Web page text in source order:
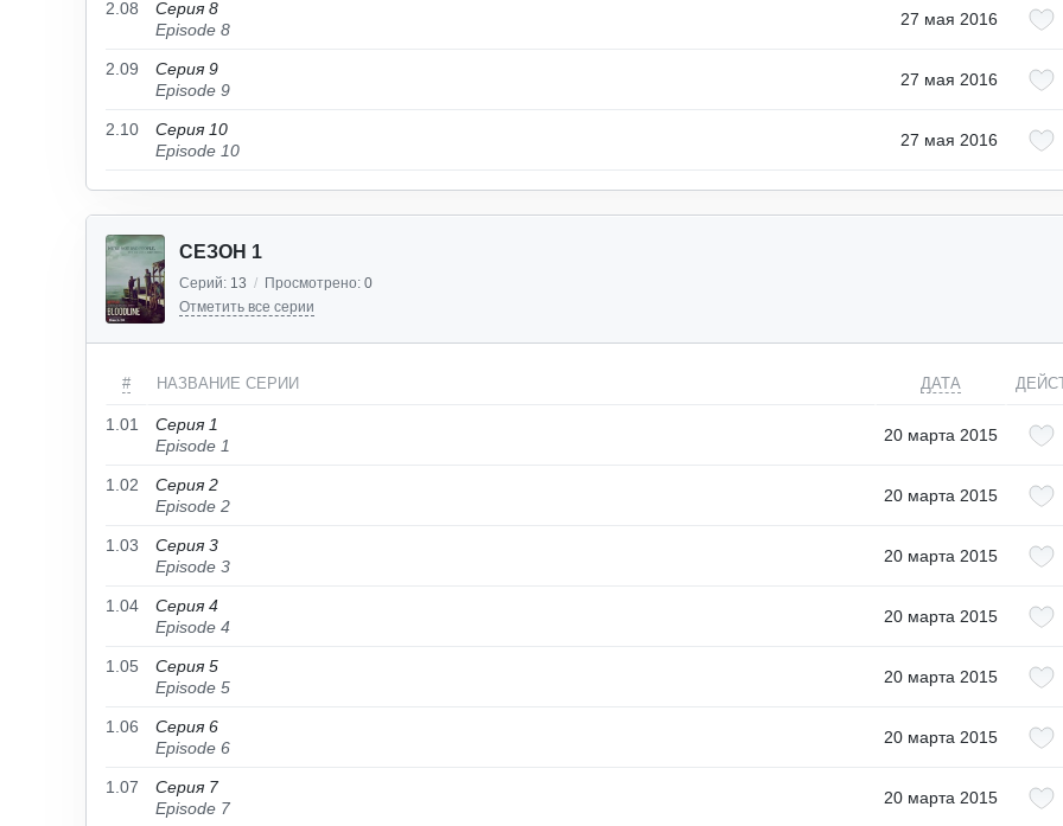
2.08
Серия 8
Episode 8
27 мая 2016
2.09
Серия 9
Episode 9
27 мая 2016
2.10
Серия 10
Episode 10
27 мая 2016
СЕЗОН 1
Серий: 13 / Просмотрено: 0
Отметить все серии
# НАЗВАНИЕ СЕРИИ ДАТА
1.01
Серия 1
Episode 1
20 марта 2015
1.02
Серия 2
Episode 2
20 марта 2015
1.03
Серия 3
Episode 3
20 марта 2015
1.04
Серия 4
Episode 4
20 марта 2015
1.05
Серия 5
Episode 5
20 марта 2015
1.06
Серия 6
Episode 6
20 марта 2015
1.07
Серия 7
Episode 7
20 марта 2015